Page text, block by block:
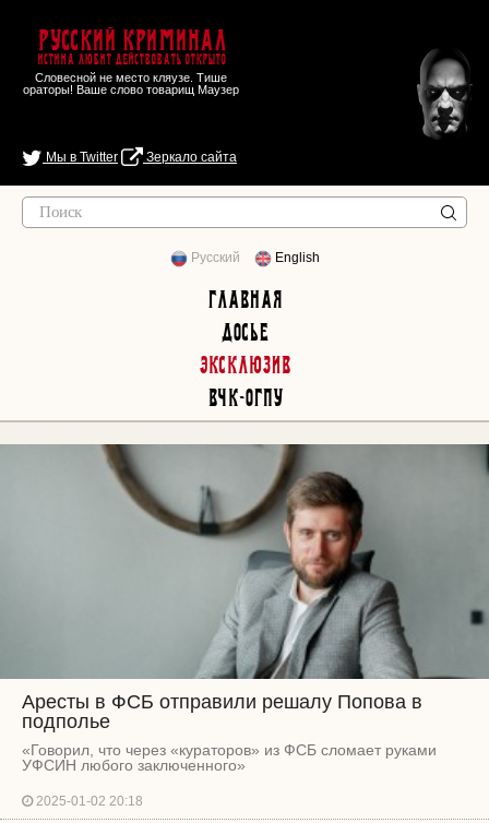
Русский Криминал
Истина любит действовать открыто
Словесной не место кляузе. Тише
ораторы! Ваше слово товарищ Маузер
Мы в Twitter Зеркало сайта
Русский English
Главная
Досье
Эксклюзив
ВЧК-ОГПУ
Аресты в ФСБ отправили решалу Попова в
подполье
«Говорил, что через «кураторов» из ФСБ сломает руками
УФСИН любого заключенного»
2025-01-02 20:18